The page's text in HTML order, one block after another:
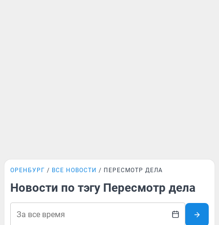
ОРЕНБУРГ ВСЕ НОВОСТИ ПЕРЕСМОТР ДЕЛА
Новости по тэгу Пересмотр дела